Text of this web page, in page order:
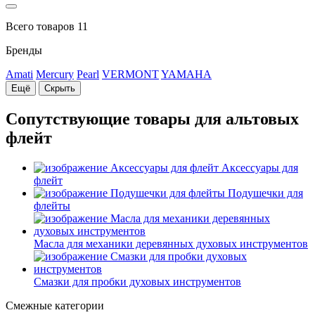
Всего товаров 11
Бренды
Amati Mercury Pearl VERMONTYAMAHA
Ещё Скрыть
Сопутствующие товары для альтовых
флейт
Аксессуары для
флейт
Подушечки для
флейты
Масла для механики деревянных духовых инструментов
Смазки для пробки духовых инструментов
Смежные категории